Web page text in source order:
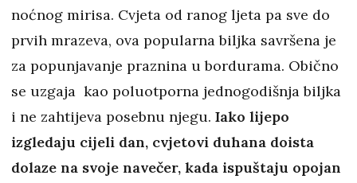
noćnog mirisa. Cvjeta od ranog ljeta pa sve do
prvih mrazeva, ova popularna biljka savršena je
za popunjavanje praznina u bordurama. Obično
se uzgaja kao poluotporna jednogodišnja biljka
i ne zahtijeva posebnu njegu. Iako lijepo
izgledaju cijeli dan, cvjetovi duhana doista
dolaze na svoje navečer, kada ispuštaju opojan